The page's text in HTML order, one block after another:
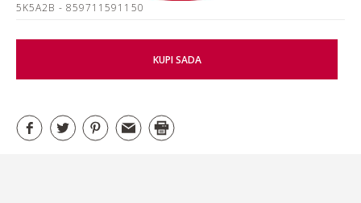
5K5A2B - 859711591150
KUPI SADA